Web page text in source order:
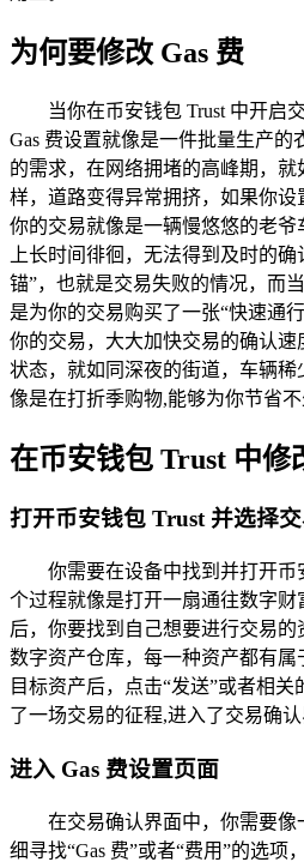
为何要修改 Gas 费
当你在币安钱包 Trust 中开启
Gas 费设置就像是一件批量生产
的需求，在网络拥堵的高峰期，
样，道路变得异常拥挤，如果你设
你的交易就像是一辆慢悠悠的老
上长时间徘徊，无法得到及时的
锚”，也就是交易失败的情况，而
是为你的交易购买了一张“快速通
你的交易，大大加快交易的确认速
状态，就如同深夜的街道，车辆稀
像是在打折季购物,能够为你节省不
在币安钱包 Trust 中修
打开币安钱包 Trust 并选择
你需要在设备中找到并打开币
个过程就像是打开一扇通往数字财
后，你要找到自己想要进行交易
数字资产仓库，每一种资产都有属
目标资产后，点击“发送”或者相
了一场交易的征程,进入了交易确认
进入 Gas 费设置页面
在交易确认界面中，你需要
细寻找“Gas 费”或者“费用”的选项